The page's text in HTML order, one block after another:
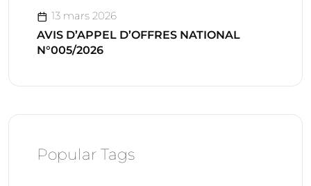
13 mars 2026
AVIS D’APPEL D’OFFRES NATIONAL
N°005/2026
Popular Tags